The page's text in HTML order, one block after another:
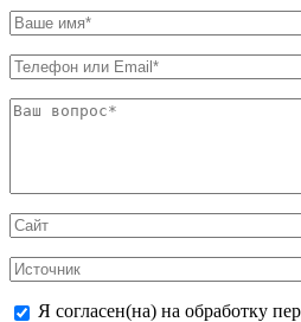
Я согласен(на) на обработку